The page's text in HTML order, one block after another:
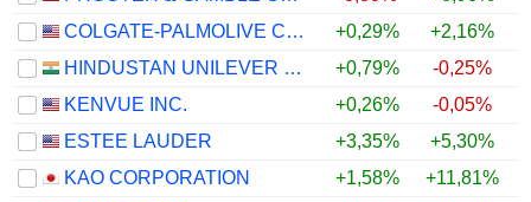
COLGATE-PALMOLIVE COMPANY
+0,29% +2,16%
HINDUSTAN UNILEVER LIMITED
+0,79% -0,25%
KENVUE INC.
+0,26% -0,05%
ESTEE LAUDER
+3,35% +5,30%
KAO CORPORATION
+1,58% +11,81%